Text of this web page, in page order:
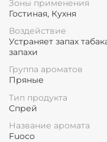
Зоны применения
Гостиная, Кухня
Воздействие
Устраняет запах
запахи
Группа ароматов
Пряные
Тип продукта
Спрей
Название аромата
Fuoco